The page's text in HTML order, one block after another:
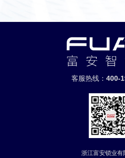
客服热线： 400-
浙江富安锁业有